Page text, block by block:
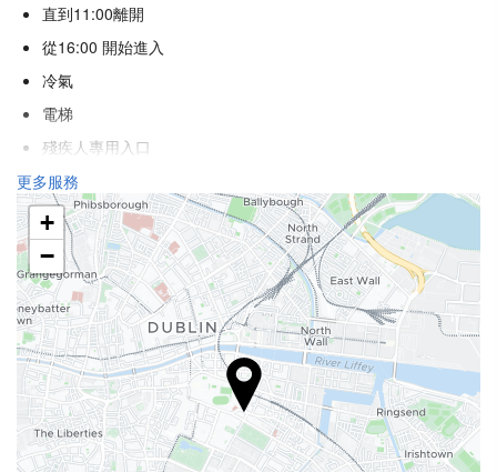
直到11:00離開
從16:00 開始進入
冷氣
電梯
殘疾人專用入口
不吸煙房
不允許寵物
接待服務
行李寄存
安全
兌換錢幣
旅遊諮詢台
更多服務
+
−